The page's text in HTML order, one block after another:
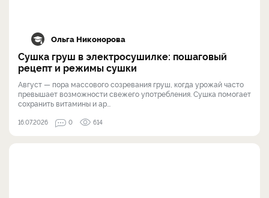
Ольга Никонорова
Сушка груш в электросушилке: пошаговый
рецепт и режимы сушки
Август — пора массового созревания груш, когда урожай часто
превышает возможности свежего употребления. Сушка помогает
сохранить витамины и ар...
16.07.2026 0 614